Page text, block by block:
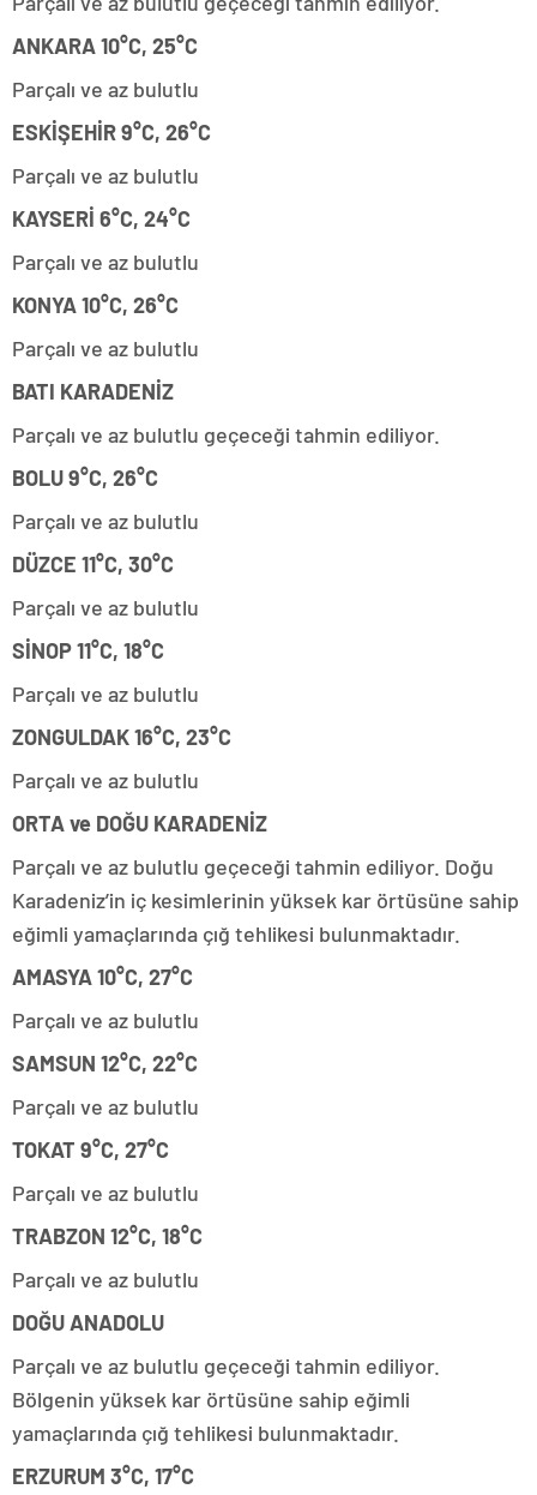
ANKARA 10°C, 25°C
Parçalı ve az bulutlu
ESKİŞEHİR 9°C, 26°C
Parçalı ve az bulutlu
KAYSERİ 6°C, 24°C
Parçalı ve az bulutlu
KONYA 10°C, 26°C
Parçalı ve az bulutlu
BATI KARADENİZ
Parçalı ve az bulutlu geçeceği tahmin ediliyor.
BOLU 9°C, 26°C
Parçalı ve az bulutlu
DÜZCE 11°C, 30°C
Parçalı ve az bulutlu
SİNOP 11°C, 18°C
Parçalı ve az bulutlu
ZONGULDAK 16°C, 23°C
Parçalı ve az bulutlu
ORTA ve DOĞU KARADENİZ
Parçalı ve az bulutlu geçeceği tahmin ediliyor. Doğu
Karadeniz’in iç kesimlerinin yüksek kar örtüsüne sahip
eğimli yamaçlarında çığ tehlikesi bulunmaktadır.
AMASYA 10°C, 27°C
Parçalı ve az bulutlu
SAMSUN 12°C, 22°C
Parçalı ve az bulutlu
TOKAT 9°C, 27°C
Parçalı ve az bulutlu
TRABZON 12°C, 18°C
Parçalı ve az bulutlu
DOĞU ANADOLU
Parçalı ve az bulutlu geçeceği tahmin ediliyor.
Bölgenin yüksek kar örtüsüne sahip eğimli
yamaçlarında çığ tehlikesi bulunmaktadır.
ERZURUM 3°C, 17°C